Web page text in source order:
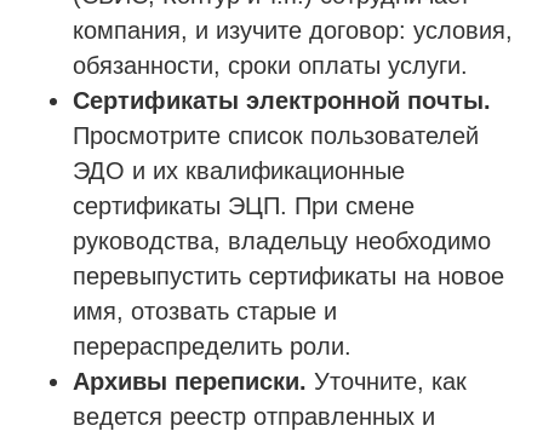
компания, и изучите договор: условия,
обязанности, сроки оплаты услуги.
Сертификаты электронной почты.
Просмотрите список пользователей
ЭДО и их квалификационные
сертификаты ЭЦП. При смене
руководства, владельцу необходимо
перевыпустить сертификаты на новое
имя, отозвать старые и
перераспределить роли.
Архивы переписки. Уточните, как
ведется реестр отправленных и